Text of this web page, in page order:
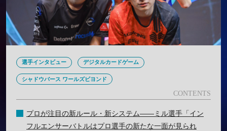
選手インタビュー デジタルカードゲーム
シャドウバース ワールズビヨンド
プロが注目の新ルール・新システム——ミル選手「イン
フルエンサーバトルはプロ選手の新たな一面が見られ